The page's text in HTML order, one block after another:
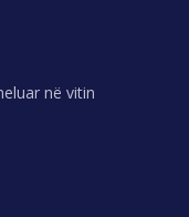
në vitin